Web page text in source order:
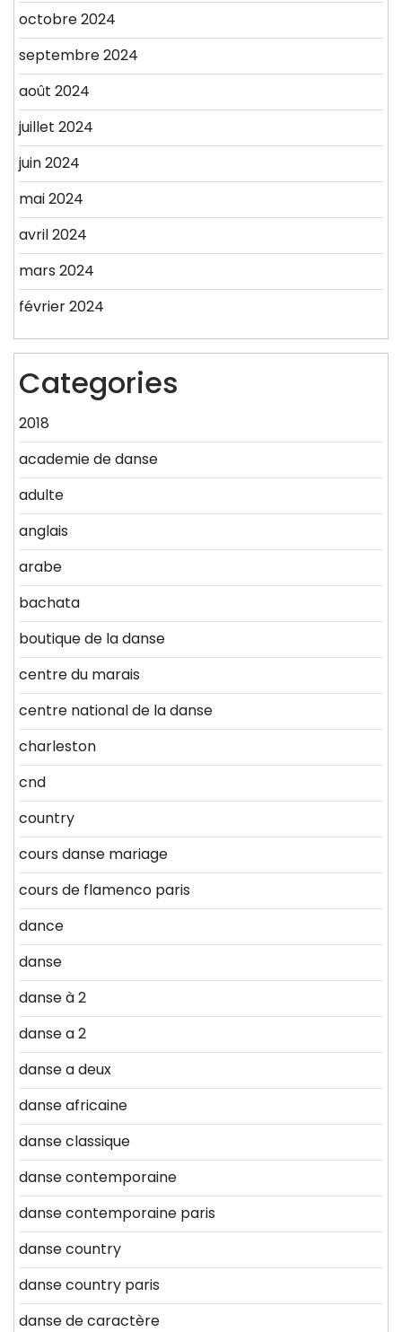
octobre 2024
septembre 2024
août 2024
juillet 2024
juin 2024
mai 2024
avril 2024
mars 2024
février 2024
Categories
2018
academie de danse
adulte
anglais
arabe
bachata
boutique de la danse
centre du marais
centre national de la danse
charleston
cnd
country
cours danse mariage
cours de flamenco paris
dance
danse
danse à 2
danse a 2
danse a deux
danse africaine
danse classique
danse contemporaine
danse contemporaine paris
danse country
danse country paris
danse de caractère